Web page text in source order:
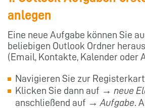
anlegen
Eine neue Aufgabe können Sie
beliebigen Outlook Ordner
(Email, Kontakte, Kalender oder
Navigieren Sie zur
Klicken Sie dann auf → neue
anschließend auf → Aufgabe .